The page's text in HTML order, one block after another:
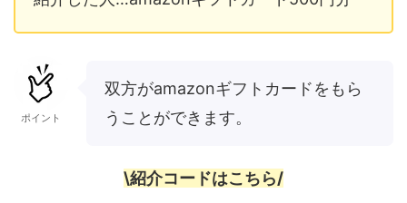
ポイント
双方がamazonギフトカードをもら
うことができます。
\紹介コードはこちら/